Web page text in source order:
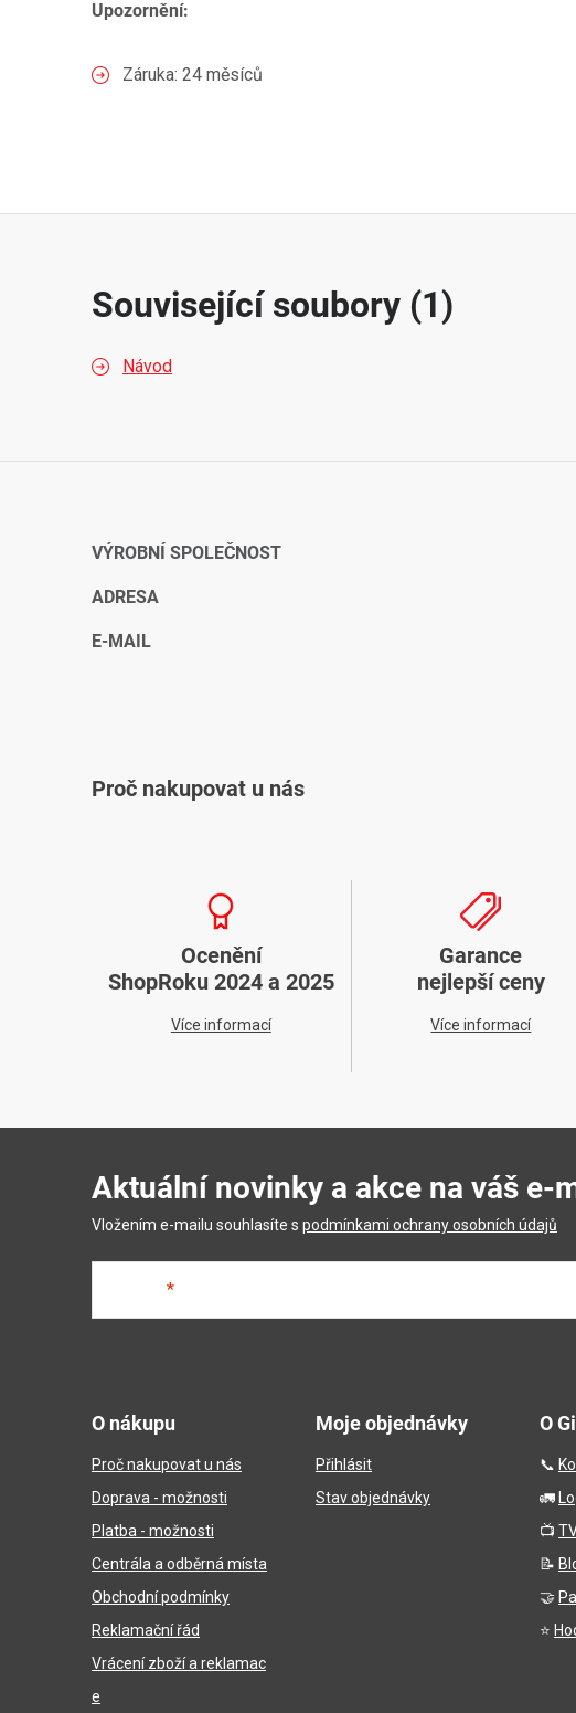
Upozornění:
Záruka: 24 měsíců
Související soubory (1)
Návod
VÝROBNÍ SPOLEČNOST
ADRESA
E-MAIL
Proč nakupovat u nás
Ocenění
ShopRoku 2024 a 2025
Více informací
Garance
nejlepší ceny
Více informací
Aktuální novinky a akce na váš e-
Vložením e-mailu souhlasíte s podmínkami ochrany osobních údajů
O nákupu
Proč nakupovat u nás
Doprava - možnosti
Platba - možnosti
Centrála a odběrná místa
Obchodní podmínky
Reklamační řád
Vrácení zboží a reklamac
e
Moje objednávky
Přihlásit
Stav objednávky
O
📞
🚛
📺
📝
🤝
⭐